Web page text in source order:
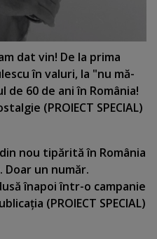
dat vin! De la prima
în valuri, la "nu mă-
de 60 de ani în România!
(PROIECT SPECIAL)
nou tipărită în România
Doar un număr.
înapoi într-o campanie
(PROIECT SPECIAL)